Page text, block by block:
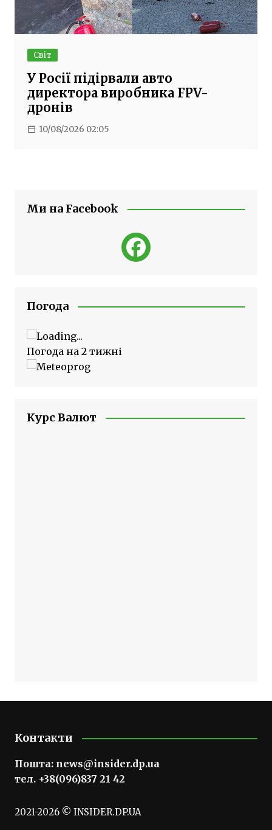
Світ
У Росії підірвали авто
директора виробника FPV-
дронів
10/08/2026 02:05
Ми на Facebook
Погода
Погода на 2 тижні
Курс Валют
Контакти
Пошта: news@insider.dp.ua
тел. +38(096)837 21 42
2021-2026 © INSIDER.DP.UA